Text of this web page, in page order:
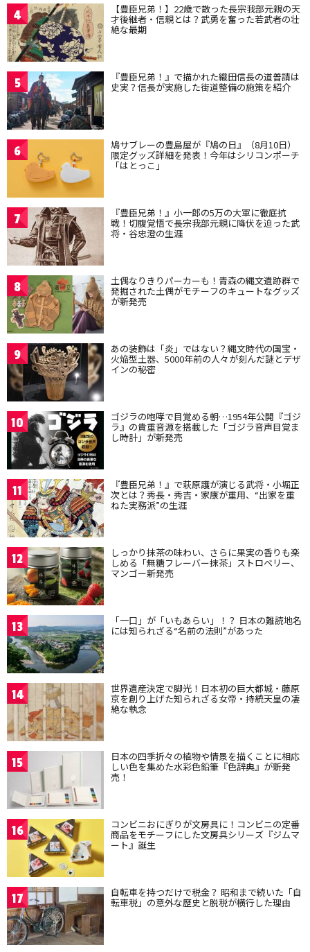
4 【豊臣兄弟！】22歳で散った長宗我部元親の天
才後継者・信親とは？武勇を奮った若武者の壮
絶な最期
5 『豊臣兄弟！』で描かれた織田信長の道普請は
史実？信長が実施した街道整備の施策を紹介
6 鳩サブレーの豊島屋が『鳩の日』（8月10日）
限定グッズ詳細を発表！今年はシリコンポーチ
「はとっこ」
7 『豊臣兄弟！』小一郎の5万の大軍に徹底抗
戦！切腹覚悟で長宗我部元親に降伏を迫った武
将・谷忠澄の生涯
8 土偶なりきりパーカーも！青森の縄文遺跡群で
発掘された土偶がモチーフのキュートなグッズ
が新発売
9 あの装飾は「炎」ではない？縄文時代の国宝・
火焔型土器、5000年前の人々が刻んだ謎とデザ
インの秘密
10 ゴジラの咆哮で目覚める朝…1954年公開『ゴジ
ラ』の貴重音源を搭載した「ゴジラ音声目覚ま
し時計」が新発売
11 『豊臣兄弟！』で萩原護が演じる武将・小堀正
次とは？秀長・秀吉・家康が重用、“出家を重
ねた実務派”の生涯
12 しっかり抹茶の味わい、さらに果実の香りも楽
しめる「無糖フレーバー抹茶」ストロベリー、
マンゴー新発売
13 「一口」が「いもあらい」！？ 日本の難読地名
には知られざる“名前の法則”があった
14 世界遺産決定で脚光！日本初の巨大都城・藤原
京を創り上げた知られざる女帝・持統天皇の凄
絶な執念
15 日本の四季折々の植物や情景を描くことに相応
しい色を集めた水彩色鉛筆『色辞典』が新発
売！
16 コンビニおにぎりが文房具に！コンビニの定番
商品をモチーフにした文房具シリーズ『ジムマ
ート』誕生
17 自転車を持つだけで税金？ 昭和まで続いた「自
転車税」の意外な歴史と脱税が横行した理由